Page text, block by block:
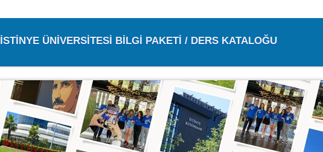
İSTİNYE ÜNİVERSİTESİ BİLGİ PAKETİ / DERS KATALOĞU